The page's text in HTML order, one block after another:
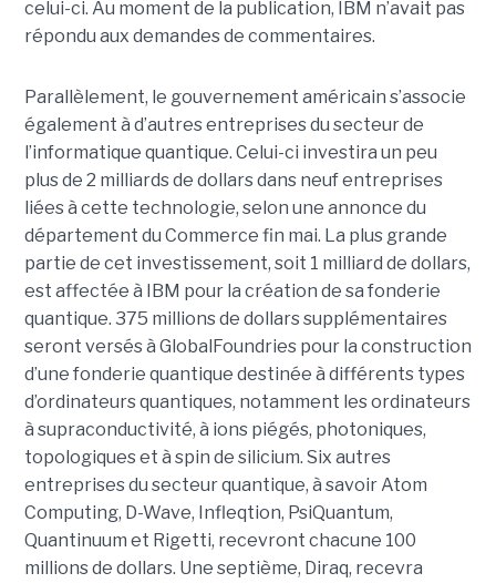
celui-ci. Au moment de la publication, IBM n’avait pas
répondu aux demandes de commentaires.
Parallèlement, le gouvernement américain s’associe
également à d’autres entreprises du secteur de
l’informatique quantique. Celui-ci investira un peu
plus de 2 milliards de dollars dans neuf entreprises
liées à cette technologie, selon une annonce du
département du Commerce fin mai. La plus grande
partie de cet investissement, soit 1 milliard de dollars,
est affectée à IBM pour la création de sa fonderie
quantique. 375 millions de dollars supplémentaires
seront versés à GlobalFoundries pour la construction
d’une fonderie quantique destinée à différents types
d’ordinateurs quantiques, notamment les ordinateurs
à supraconductivité, à ions piégés, photoniques,
topologiques et à spin de silicium. Six autres
entreprises du secteur quantique, à savoir Atom
Computing, D-Wave, Infleqtion, PsiQuantum,
Quantinuum et Rigetti, recevront chacune 100
millions de dollars. Une septième, Diraq, recevra